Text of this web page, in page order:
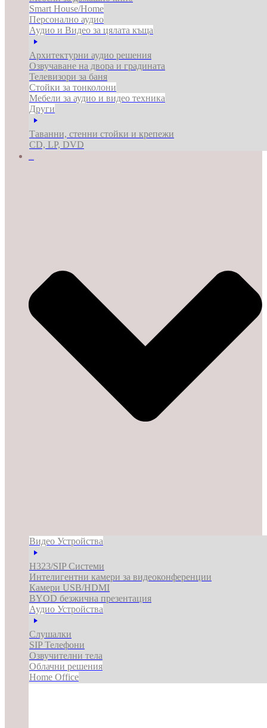
Smart House/Home
Персонално аудио
Аудио и Видео за цялата къща
Архитектурни аудио решения
Озвучаване на двора и градината
Телевизори за баня
Стойки за тонколони
Мебели за аудио и видео техника
Други
Таванни, стенни стойки и крепежи
CD, LP, DVD
Видео Устройства
H323/SIP Системи
Интелигентни камери за видеоконференции
Камери USB/HDMI
BYOD безжична презентация
Аудио Устройства
Слушалки
SIP Телефони
Озвучителни тела
Облачни решения
Home Office